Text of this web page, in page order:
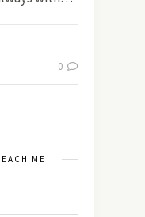
0
ME